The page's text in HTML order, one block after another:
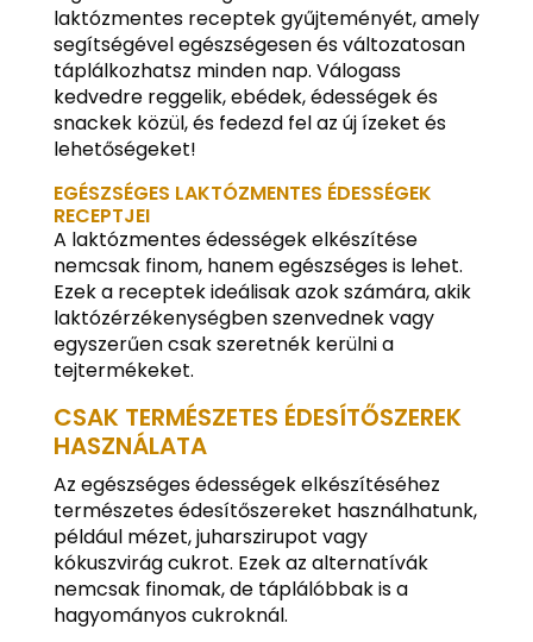
laktózmentes receptek gyűjteményét, amely
segítségével egészségesen és változatosan
táplálkozhatsz minden nap. Válogass
kedvedre reggelik, ebédek, édességek és
snackek közül, és fedezd fel az új ízeket és
lehetőségeket!
EGÉSZSÉGES LAKTÓZMENTES ÉDESSÉGEK
RECEPTJEI
A laktózmentes édességek elkészítése
nemcsak finom, hanem egészséges is lehet.
Ezek a receptek ideálisak azok számára, akik
laktózérzékenységben szenvednek vagy
egyszerűen csak szeretnék kerülni a
tejtermékeket.
CSAK TERMÉSZETES ÉDESÍTŐSZEREK
HASZNÁLATA
Az egészséges édességek elkészítéséhez
természetes édesítőszereket használhatunk,
például mézet, juharszirupot vagy
kókuszvirág cukrot. Ezek az alternatívák
nemcsak finomak, de táplálóbbak is a
hagyományos cukroknál.